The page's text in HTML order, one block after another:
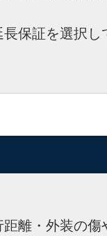
保証を選択し
離・外装の傷